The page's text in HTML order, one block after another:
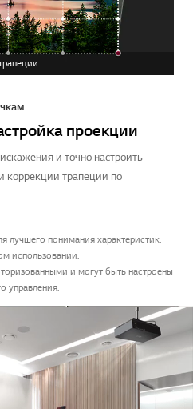
проекции
и точно настроить
трапеции по
понимания характеристик.
использовании.
и могут быть настроены
управления.